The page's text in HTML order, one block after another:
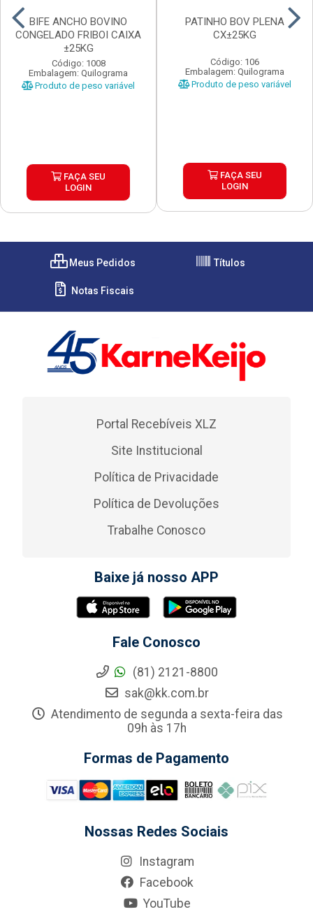
BIFE ANCHO BOVINO
CONGELADO FRIBOI CAIXA
±25KG
Código: 1008
Embalagem: Quilograma
Produto de peso variável
FAÇA SEU
LOGIN
PATINHO BOV PLENA
CX±25KG
Código: 106
Embalagem: Quilograma
Produto de peso variável
FAÇA SEU
LOGIN
Meus Pedidos Títulos
Notas Fiscais
Portal Recebíveis XLZ
Site Institucional
Política de Privacidade
Política de Devoluções
Trabalhe Conosco
Baixe já nosso APP
Fale Conosco
(81) 2121-8800
sak@kk.com.br
Atendimento de segunda a sexta-feira das
09h às 17h
Formas de Pagamento
Nossas Redes Sociais
Instagram
Facebook
YouTube